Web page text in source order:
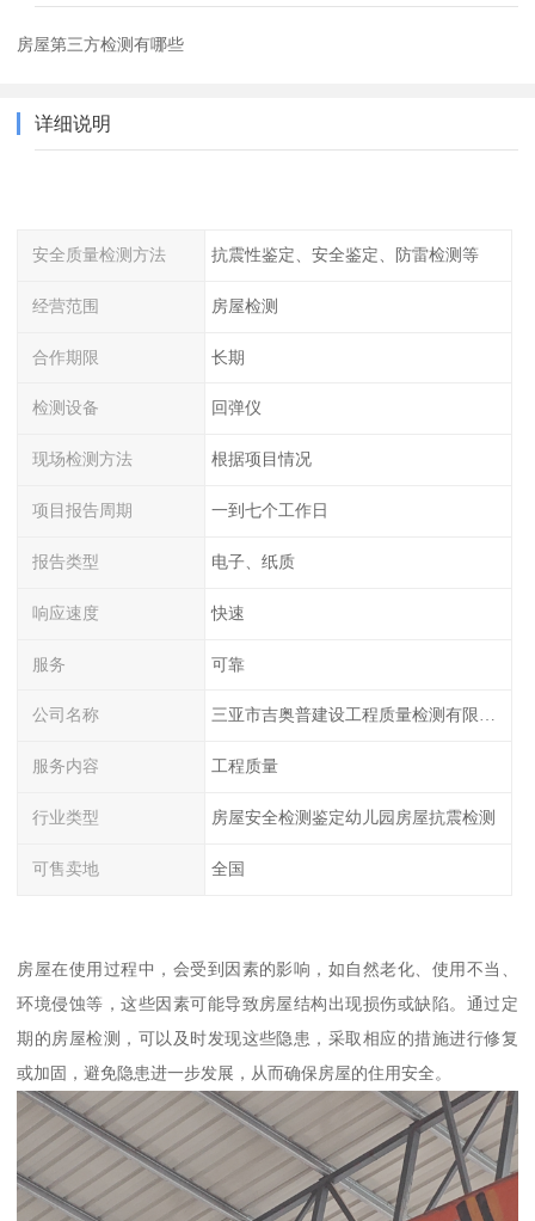
房屋第三方检测有哪些
详细说明
安全质量检测方法 抗震性鉴定、安全鉴定、防雷检测等
经营范围 房屋检测
合作期限 长期
检测设备 回弹仪
现场检测方法 根据项目情况
项目报告周期 一到七个工作日
报告类型 电子、纸质
响应速度 快速
服务 可靠
公司名称 三亚市吉奥普建设工程质量检测有限公司陕西分公司
服务内容 工程质量
行业类型 房屋安全检测鉴定幼儿园房屋抗震检测
可售卖地 全国
房屋在使用过程中，会受到因素的影响，如自然老化、使用不当、
环境侵蚀等，这些因素可能导致房屋结构出现损伤或缺陷。通过定
期的房屋检测，可以及时发现这些隐患，采取相应的措施进行修复
或加固，避免隐患进一步发展，从而确保房屋的住用安全。